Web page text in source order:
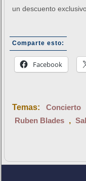
un descuento
Comparte esto:
Facebook
Temas: Concierto
Ruben Blades ,